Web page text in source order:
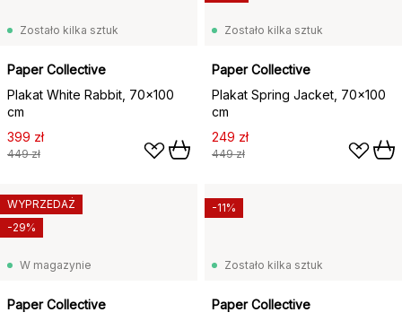
Zostało kilka sztuk
Paper Collective
Plakat White Rabbit, 70x100
cm
399 zł
449 zł
Zostało kilka sztuk
Paper Collective
Plakat Spring Jacket, 70x100
cm
249 zł
449 zł
W magazynie
Paper Collective
WYPRZEDAŻ
-29%
Zostało kilka sztuk
Paper Collective
-11%